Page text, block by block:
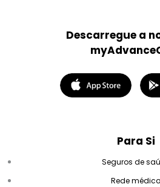
Para Si
Seguros de
Rede médica
Descarregue a